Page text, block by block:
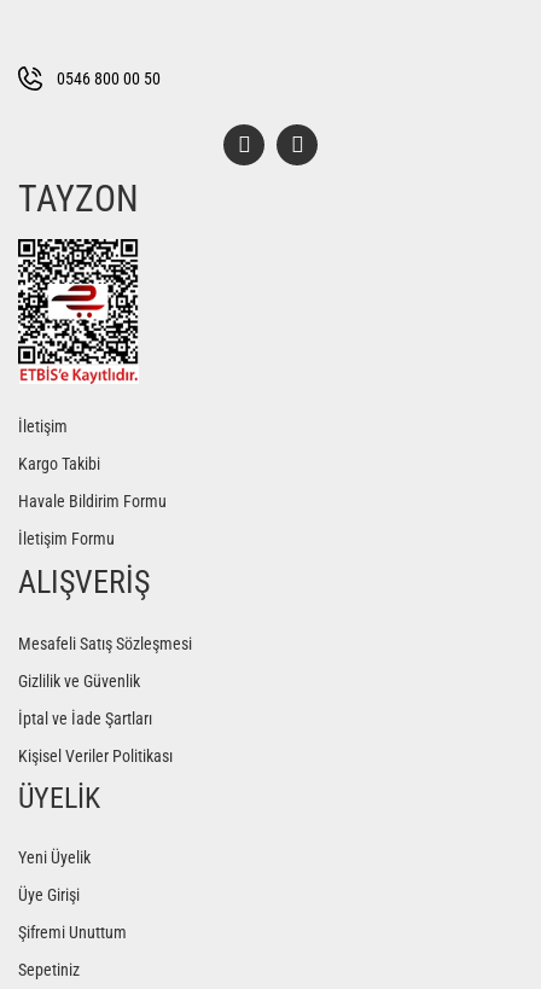
0546 800 00 50
TAYZON
İletişim
Kargo Takibi
Havale Bildirim Formu
İletişim Formu
ALIŞVERİŞ
Mesafeli Satış Sözleşmesi
Gizlilik ve Güvenlik
İptal ve İade Şartları
Kişisel Veriler Politikası
ÜYELİK
Yeni Üyelik
Üye Girişi
Şifremi Unuttum
Sepetiniz